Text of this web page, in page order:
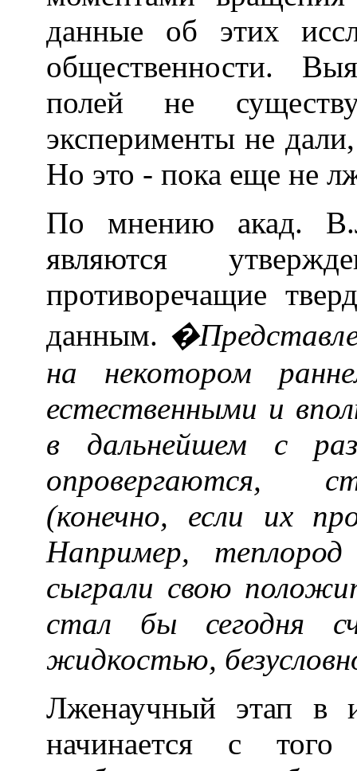
данные об этих
общественности.
полей не
эксперименты не
Но это - пока еще не
По мнению акад.
являются
противоречащие
данным.
на некотором
естественными и
в дальнейшем с
опровергаются,
(конечно, если их
Например,
сыграли свою
стал бы сегодня
жидкостью,
Лженаучный этап в
начинается с